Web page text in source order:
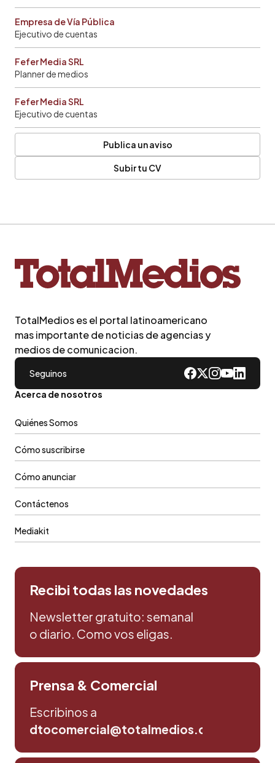
Empresa de Vía Pública
Ejecutivo de cuentas
Fefer Media SRL
Planner de medios
Fefer Media SRL
Ejecutivo de cuentas
Publica un aviso
Subir tu CV
TotalMedios es el portal latinoamericano
mas importante de noticias de agencias y
medios de comunicacion.
Seguinos
Acerca de nosotros
Quiénes Somos
Cómo suscribirse
Cómo anunciar
Contáctenos
Mediakit
Recibi todas las novedades
Newsletter gratuito: semanal
o diario. Como vos eligas.
Prensa & Comercial
Escribinos a
dtocomercial@totalmedios.com